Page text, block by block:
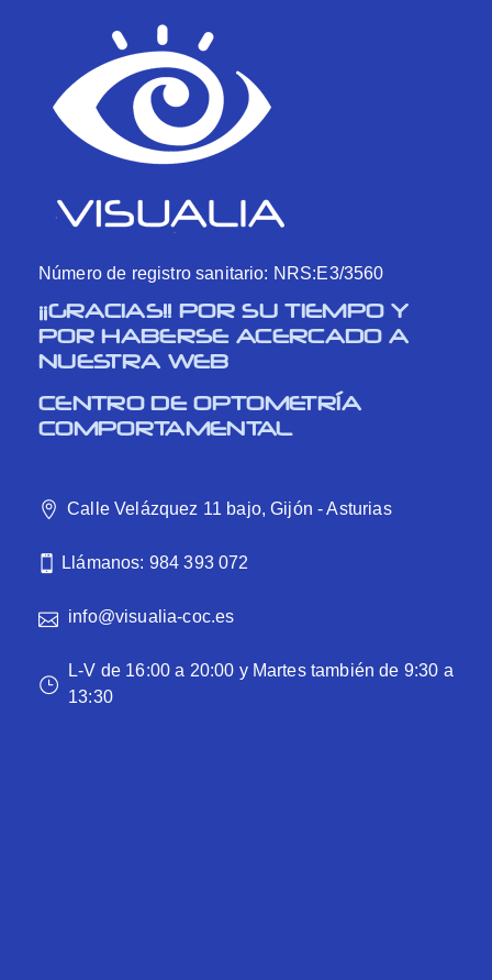
Número de registro sanitario: NRS:E3/3560
¡¡GRACIAS!! POR SU TIEMPO Y
POR HABERSE ACERCADO A
NUESTRA WEB
CENTRO DE OPTOMETRÍA
COMPORTAMENTAL
Calle Velázquez 11 bajo, Gijón - Asturias
Llámanos: 984 393 072
info@visualia-coc.es
L-V de 16:00 a 20:00 y Martes también de 9:30 a
13:30